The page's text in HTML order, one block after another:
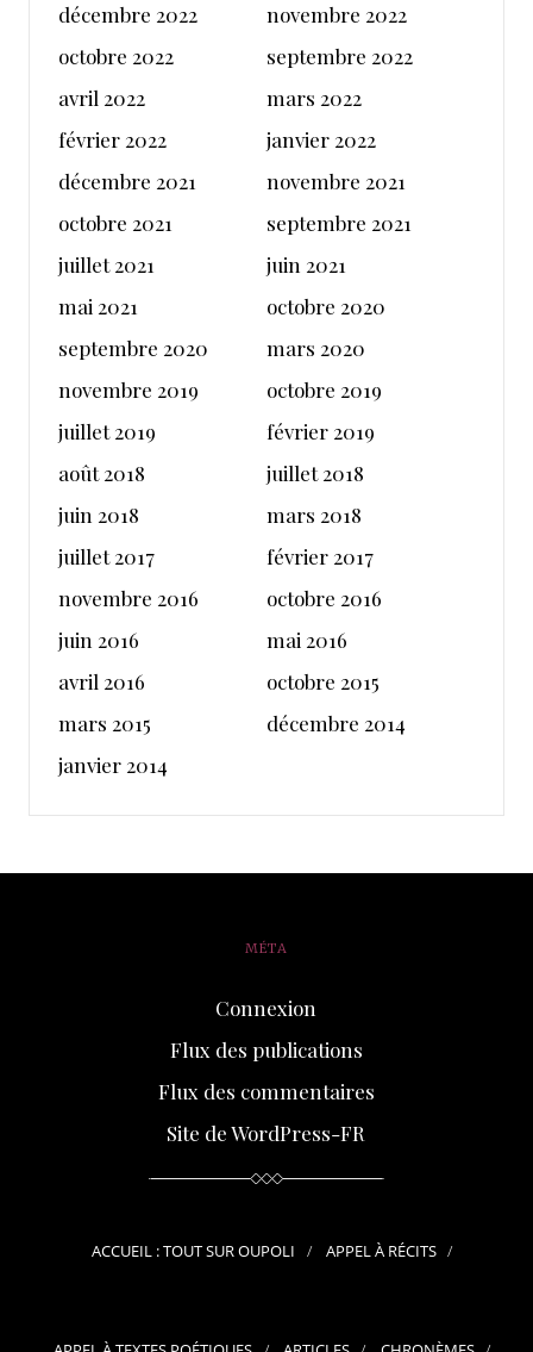
décembre 2022
novembre 2022
octobre 2022
septembre 2022
avril 2022
mars 2022
février 2022
janvier 2022
décembre 2021
novembre 2021
octobre 2021
septembre 2021
juillet 2021
juin 2021
mai 2021
octobre 2020
septembre 2020
mars 2020
novembre 2019
octobre 2019
juillet 2019
février 2019
août 2018
juillet 2018
juin 2018
mars 2018
juillet 2017
février 2017
novembre 2016
octobre 2016
juin 2016
mai 2016
avril 2016
octobre 2015
mars 2015
décembre 2014
janvier 2014
MÉTA
Connexion
Flux des publications
Flux des commentaires
Site de WordPress-FR
ACCUEIL : TOUT SUR OUPOLI APPEL À RÉCITS